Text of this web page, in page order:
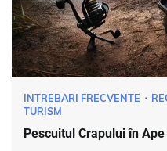
INTREBARI FRECVENTE
TURISM
Pescuitul Crapului în